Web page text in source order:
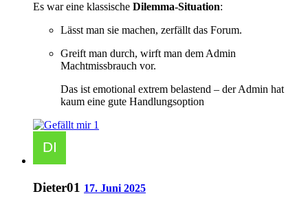
Es war eine klassische Dilemma-Situation:
Lässt man sie machen, zerfällt das Forum.
Greift man durch, wirft man dem Admin
Machtmissbrauch vor.
Das ist emotional extrem belastend – der Admin hat
kaum eine gute Handlungsoption
1
Dieter01 17. Juni 2025